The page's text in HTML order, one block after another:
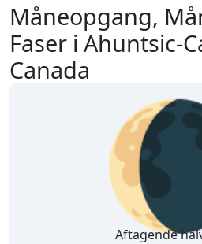
Måneopgang,
Faser i Ahuntsic-
Canada
Aftagende